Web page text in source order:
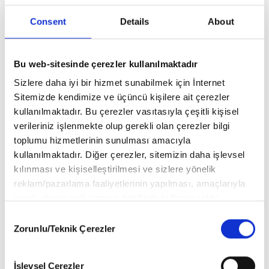
Consent Details About
Bu web-sitesinde çerezler kullanılmaktadır
Sizlere daha iyi bir hizmet sunabilmek için İnternet
Sitemizde kendimize ve üçüncü kişilere ait çerezler
kullanılmaktadır. Bu çerezler vasıtasıyla çeşitli kişisel
verileriniz işlenmekte olup gerekli olan çerezler bilgi
toplumu hizmetlerinin sunulması amacıyla
kullanılmaktadır. Diğer çerezler, sitemizin daha işlevsel
kılınması ve kişiselleştirilmesi ve sizlere yönelik
reklam/pazarlama faaliyetlerinin yapılması, amaçlarıyla
vasıtasıyla belirleyebilirsiniz. Çerezlere ilişkin detaylı bilgi
ziyaret edebilirsiniz.
Selection
Zorunlu/Teknik Çerezler
İşlevsel Çerezler
BU ÜRÜNLERE DE GÖZ AT